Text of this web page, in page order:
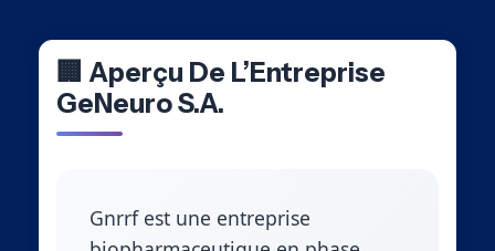
🏢 Aperçu De L’Entreprise
GeNeuro S.A.
Gnrrf est une entreprise